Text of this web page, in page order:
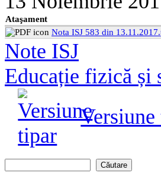
Ataşament
Nota ISJ 583 din
Note ISJ
Educație fizică și
Formular de căutare